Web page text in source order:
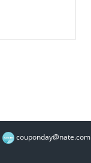
를 이용하는 고객
couponday@nate.com